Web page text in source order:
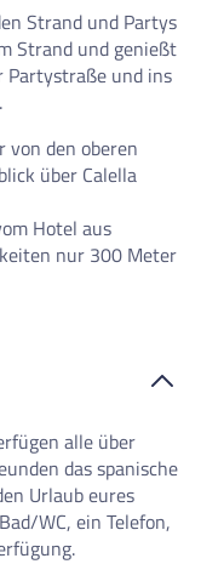
Strand und Partys
Strand und genießt
Partystraße und ins
von den oberen
über Calella
Hotel aus
nur 300 Meter
alle über
das spanische
Urlaub eures
WC, ein Telefon,